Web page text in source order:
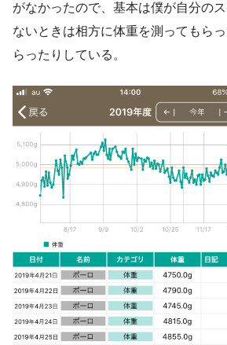
がなかったので、基本は僕が自分の
ないときは相方に体重を測ってもら
らったりしている。